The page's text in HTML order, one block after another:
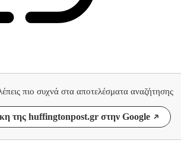
πιο συχνά στα αποτελέσματα αναζήτησης
της huffingtonpost.gr στην Google